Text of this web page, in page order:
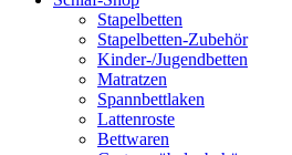
Stapelbetten
Stapelbetten-Zubehör
Kinder-/Jugendbetten
Matratzen
Spannbettlaken
Lattenroste
Bettwaren